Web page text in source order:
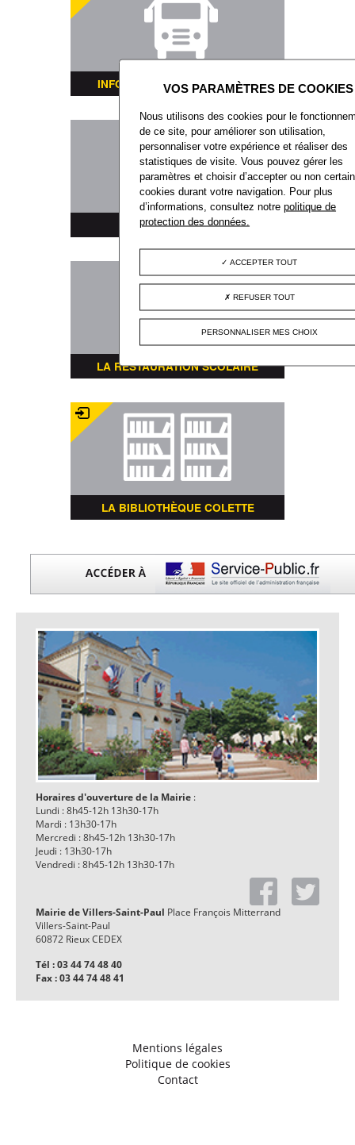
INFORMATIONS TRANSPORTS
PLAN DE LA VILLE
LA RESTAURATION SCOLAIRE
LA BIBLIOTHÈQUE COLETTE
Horaires d'ouverture de la Mairie :
Lundi : 8h45-12h 13h30-17h
Mardi : 13h30-17h
Mercredi : 8h45-12h 13h30-17h
Jeudi : 13h30-17h
Vendredi : 8h45-12h 13h30-17h
Mairie de Villers-Saint-Paul Place François Mitterrand
Villers-Saint-Paul
60872 Rieux CEDEX
Tél : 03 44 74 48 40
Fax : 03 44 74 48 41
Mentions légales
Politique de cookies
Contact
Nous utilisons des cookies pour le
de ce site, pour améliorer son utilisation,
personnaliser votre expérience et réaliser des
statistiques de visite. Vous pouvez gérer les
paramètres et choisir d’accepter ou non
cookies durant votre navigation. Pour plus
d’informations, consultez notrepolitique de
protection des données.
ACCEPTER TOUT
REFUSER TOUT
PERSONNALISER MES CHOIX